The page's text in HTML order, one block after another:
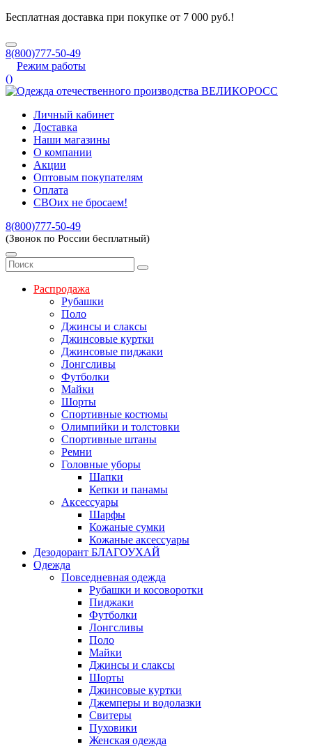
Бесплатная доставка при покупке от 7 000 руб.!
8(800)777-50-49
Режим работы
()
Личный кабинет
Доставка
Наши магазины
О компании
Акции
Оптовым покупателям
Оплата
СВОих не бросаем!
8(800)777-50-49
(Звонок по России бесплатный)
Распродажа
Рубашки
Поло
Джинсы и слаксы
Джинсовые куртки
Джинсовые пиджаки
Лонгсливы
Футболки
Майки
Шорты
Спортивные костюмы
Олимпийки и толстовки
Спортивные штаны
Ремни
Головные уборы
Шапки
Кепки и панамы
Аксессуары
Шарфы
Кожаные сумки
Кожаные аксессуары
Дезодорант БЛАГОУХАЙ
Одежда
Повседневная одежда
Рубашки и косоворотки
Пиджаки
Футболки
Лонгсливы
Поло
Майки
Джинсы и слаксы
Шорты
Джинсовые куртки
Джемперы и водолазки
Свитеры
Пуховики
Женская одежда